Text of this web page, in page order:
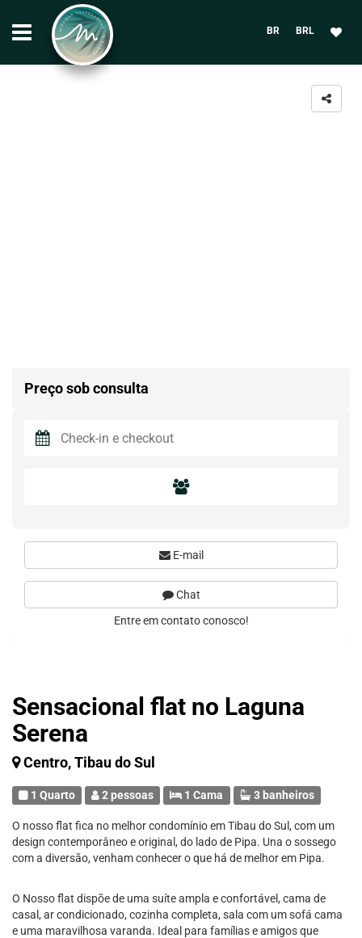
BR BRL
Sensacional flat no Laguna
Serena
Centro, Tibau do Sul
1 Quarto 2 pessoas 1 Cama 3 banheiros
O nosso flat fica no melhor condomínio em Tibau do Sul, com um
design contemporâneo e original, do lado de Pipa. Una o sossego
com a diversão, venham conhecer o que há de melhor em Pipa.
O Nosso flat dispõe de uma suíte ampla e confortável, cama de
casal, ar condicionado, cozinha completa, sala com um sofá cama
e uma maravilhosa varanda. Ideal para famílias e amigos que
Preço sob consulta
E-mail
Chat
Entre em contato conosco!